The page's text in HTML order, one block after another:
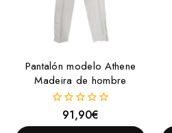
Pantalón modelo Athene
Madeira de hombre
fuera
91,90€